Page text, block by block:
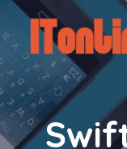
Zum
Inhalt
springen